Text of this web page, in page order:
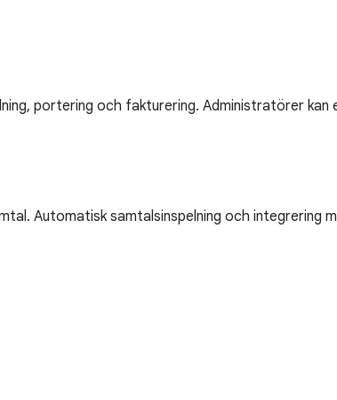
portering och fakturering. Administratörer kan
Automatisk samtalsinspelning och integrering